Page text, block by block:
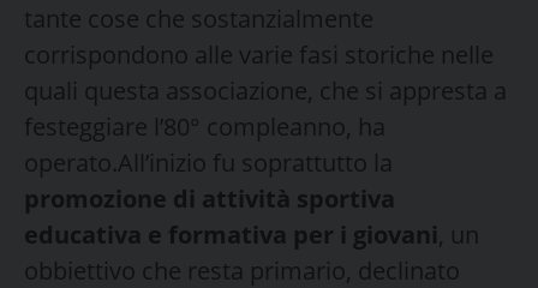
tante cose che sostanzialmente
corrispondono alle varie fasi storiche nelle
quali questa associazione, che si appresta a
festeggiare l’80° compleanno, ha
operato.All’inizio fu soprattutto la
promozione di attività sportiva
educativa e formativa per i giovani, un
obbiettivo che resta primario, declinato